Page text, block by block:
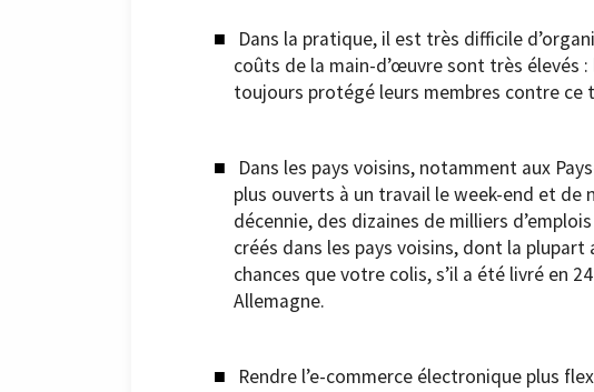
Dans la pratique, il est très difficile
coûts de la main-d’œuvre sont très
toujours protégé leurs membres contre ce
Dans les pays voisins, notamment aux
plus ouverts à un travail le week-end et de
décennie, des dizaines de milliers
créés dans les pays voisins, dont la
chances que votre colis, s’il a été livré en
Allemagne.
Rendre l’e-commerce électronique plus